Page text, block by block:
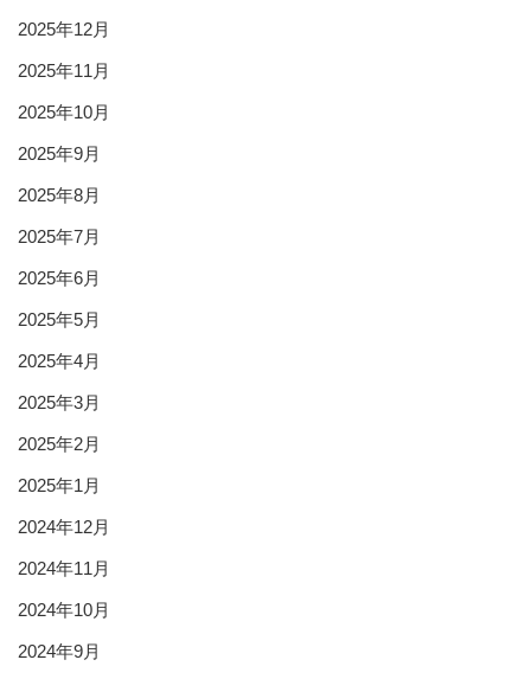
2025年12月
2025年11月
2025年10月
2025年9月
2025年8月
2025年7月
2025年6月
2025年5月
2025年4月
2025年3月
2025年2月
2025年1月
2024年12月
2024年11月
2024年10月
2024年9月